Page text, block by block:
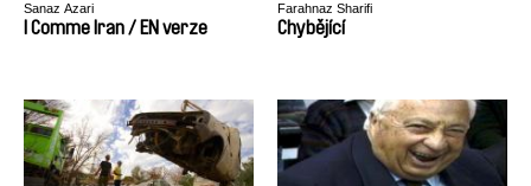
Sanaz Azari
I Comme Iran / EN verze
Farahnaz Sharifi
Chybějící